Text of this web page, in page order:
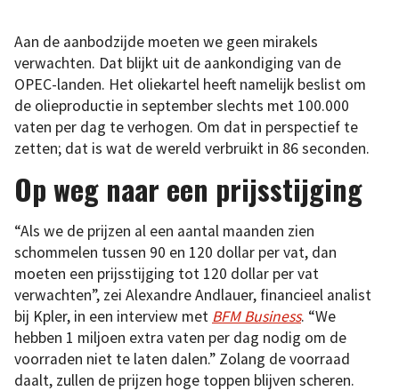
Aan de aanbodzijde moeten we geen mirakels
verwachten. Dat blijkt uit de aankondiging van de
OPEC-landen. Het oliekartel heeft namelijk beslist om
de olieproductie in september slechts met 100.000
vaten per dag te verhogen. Om dat in perspectief te
zetten; dat is wat de wereld verbruikt in 86 seconden.
Op weg naar een prijsstijging
“Als we de prijzen al een aantal maanden zien
schommelen tussen 90 en 120 dollar per vat, dan
moeten een prijsstijging tot 120 dollar per vat
verwachten”, zei Alexandre Andlauer, financieel analist
bij Kpler, in een interview met BFM Business. “We
hebben 1 miljoen extra vaten per dag nodig om de
voorraden niet te laten dalen.” Zolang de voorraad
daalt, zullen de prijzen hoge toppen blijven scheren.